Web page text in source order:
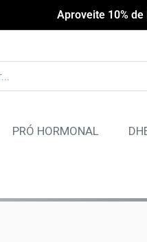
Aproveite 10%
PRÓ HORMONAL